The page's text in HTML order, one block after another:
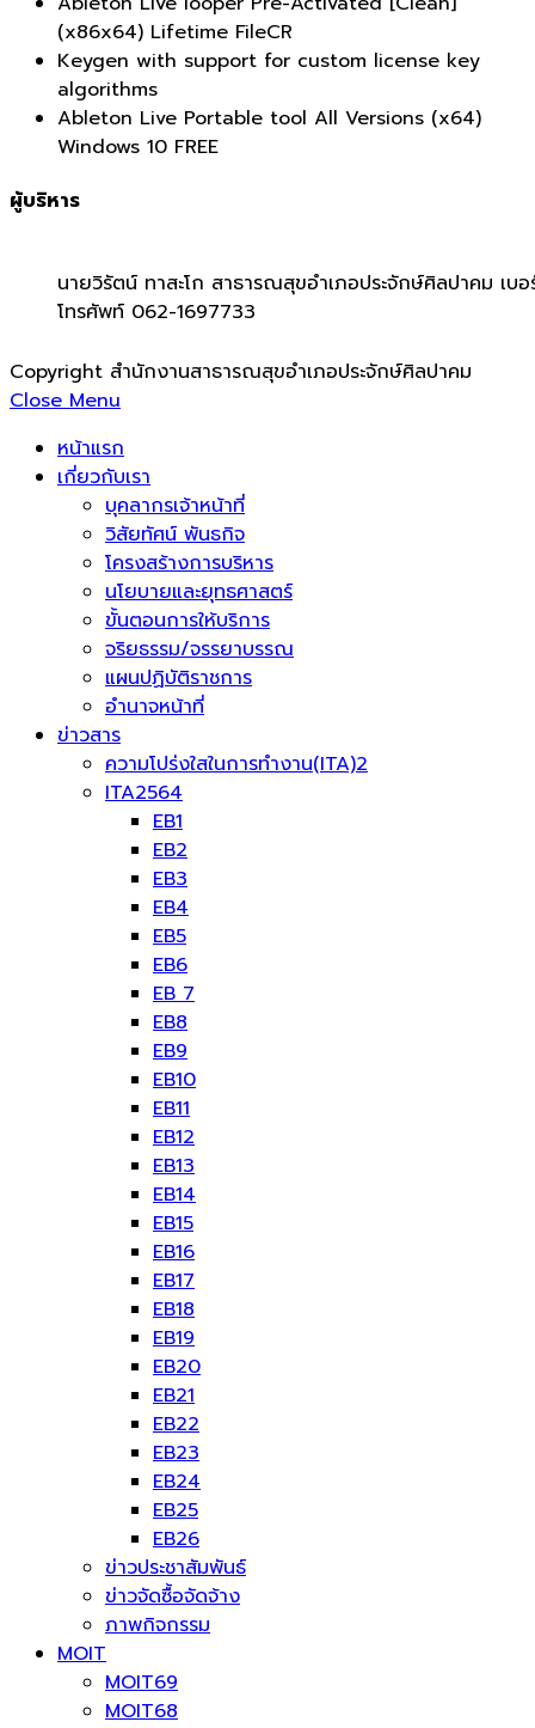
(x86x64) Lifetime FileCR
Keygen with support for custom license key
algorithms
Ableton Live Portable tool All Versions (x64)
Windows 10 FREE
ผู้บริหาร
นายวิรัตน์ ทาสะโก สาธารณสุขอำเภอประจักษ์ศิลปาคม เบอ
โทรศัพท์ 062-1697733
Copyright สำนักงานสาธารณสุขอำเภอประจักษ์ศิลปาคม
Close Menu
หน้าแรก
เกี่ยวกับเรา
บุคลากรเจ้าหน้าที่
วิสัยทัศน์ พันธกิจ
โครงสร้างการบริหาร
นโยบายและยุทธศาสตร์
ขั้นตอนการให้บริการ
จริยธรรม/จรรยาบรรณ
แผนปฏิบัติราชการ
อำนาจหน้าที่
ข่าวสาร
ความโปร่งใสในการทำงาน(ITA)2
ITA2564
EB1
EB2
EB3
EB4
EB5
EB6
EB 7
EB8
EB9
EB10
EB11
EB12
EB13
EB14
EB15
EB16
EB17
EB18
EB19
EB20
EB21
EB22
EB23
EB24
EB25
EB26
ข่าวประชาสัมพันธ์
ข่าวจัดซื้อจัดจ้าง
ภาพกิจกรรม
MOIT
MOIT69
MOIT68